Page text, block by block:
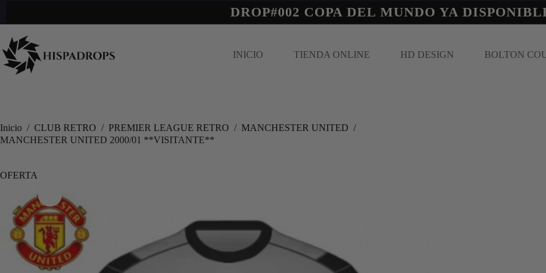
DROP#002 COPA DEL MUNDO YA
INICIO TIENDA ONLINE HD DESIGN BOLTON
Inicio / CLUB RETRO / PREMIER LEAGUE RETRO / MANCHESTER UNITED /
MANCHESTER UNITED 2000/01 **VISITANTE**
OFERTA